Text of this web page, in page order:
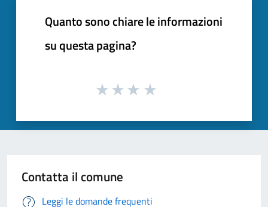
Quanto sono chiare le informazioni
su questa pagina?
Contatta il comune
Leggi le domande frequenti